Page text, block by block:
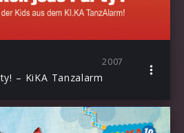
2007
– KiKA Tanzalarm